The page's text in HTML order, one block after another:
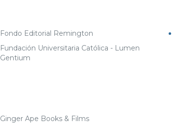
Fondo Editorial Remington
Fundación Universitaria Católica - Lumen
Gentium
Ginger Ape Books & Films